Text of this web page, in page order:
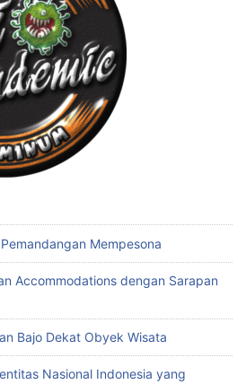
Mempesona
Accommodations dengan Sarapan
Bajo Dekat Obyek Wisata
Nasional Indonesia yang